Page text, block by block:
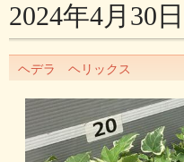
2024年4月30日
ヘデラ ヘリックス